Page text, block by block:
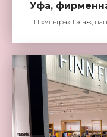
Уфа,
ТЦ «Ультра» 1 этаж,